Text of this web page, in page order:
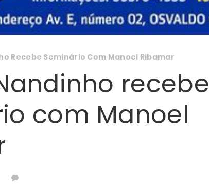
Recebe Seminário Com Manoel Ribamar
recebe
com Manoel